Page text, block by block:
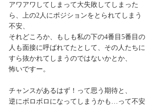
アワアワしてしまって大失敗してしまった
ら、上の2人にポジションをとられてしまう
不安、
それどころか、もしも私の下の4番目5番目の
人も面接に呼ばれてたとして、その人たちに
すら抜かれてしまうのではないかとか、
怖いですー。
チャンスがあるはず！って思う期待と、
逆にボロボロになってしまうかも…って不安